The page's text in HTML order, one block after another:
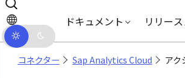
ゲーションにスキップ
ドキュメント リリー
コネクター Sap Analytics Cloud アク